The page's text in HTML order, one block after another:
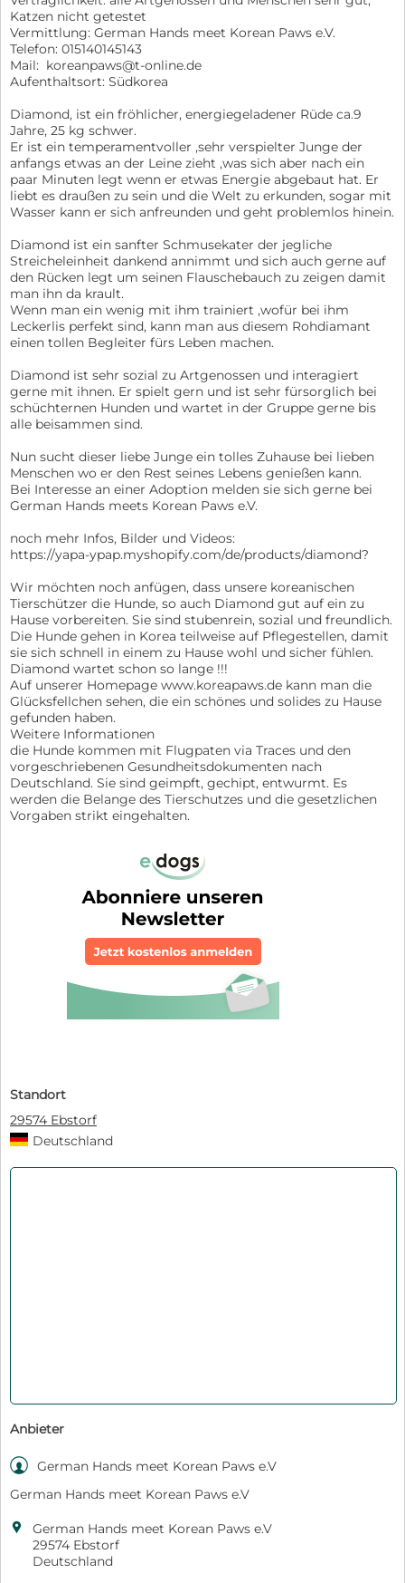
Katzen nicht getestet
Vermittlung: German Hands meet Korean Paws e.V.
Telefon: 015140145143
Mail: koreanpaws@t-online.de
Aufenthaltsort: Südkorea
Diamond, ist ein fröhlicher, energiegeladener Rüde ca.9
Jahre, 25 kg schwer.
Er ist ein temperamentvoller ,sehr verspielter Junge der
anfangs etwas an der Leine zieht ,was sich aber nach ein
paar Minuten legt wenn er etwas Energie abgebaut hat. Er
liebt es draußen zu sein und die Welt zu erkunden, sogar mit
Wasser kann er sich anfreunden und geht problemlos hinein.
Diamond ist ein sanfter Schmusekater der jegliche
Streicheleinheit dankend annimmt und sich auch gerne auf
den Rücken legt um seinen Flauschebauch zu zeigen damit
man ihn da krault.
Wenn man ein wenig mit ihm trainiert ,wofür bei ihm
Leckerlis perfekt sind, kann man aus diesem Rohdiamant
einen tollen Begleiter fürs Leben machen.
Diamond ist sehr sozial zu Artgenossen und interagiert
gerne mit ihnen. Er spielt gern und ist sehr fürsorglich bei
schüchternen Hunden und wartet in der Gruppe gerne bis
alle beisammen sind.
Nun sucht dieser liebe Junge ein tolles Zuhause bei lieben
Menschen wo er den Rest seines Lebens genießen kann.
Bei Interesse an einer Adoption melden sie sich gerne bei
German Hands meets Korean Paws e.V.
noch mehr Infos, Bilder und Videos:
https://yapa-ypap.myshopify.com/de/products/diamond?
Wir möchten noch anfügen, dass unsere koreanischen
Tierschützer die Hunde, so auch Diamond gut auf ein zu
Hause vorbereiten. Sie sind stubenrein, sozial und freundlich.
Die Hunde gehen in Korea teilweise auf Pflegestellen, damit
sie sich schnell in einem zu Hause wohl und sicher fühlen.
Diamond wartet schon so lange !!!
Auf unserer Homepage www.koreapaws.de kann man die
Glücksfellchen sehen, die ein schönes und solides zu Hause
gefunden haben.
Weitere Informationen
die Hunde kommen mit Flugpaten via Traces und den
vorgeschriebenen Gesundheitsdokumenten nach
Deutschland. Sie sind geimpft, gechipt, entwurmt. Es
werden die Belange des Tierschutzes und die gesetzlichen
Vorgaben strikt eingehalten.
Standort
29574 Ebstorf
Deutschland
Anbieter
 German Hands meet Korean Paws e.V
German Hands meet Korean Paws e.V

German Hands meet Korean Paws e.V
29574 Ebstorf
Deutschland